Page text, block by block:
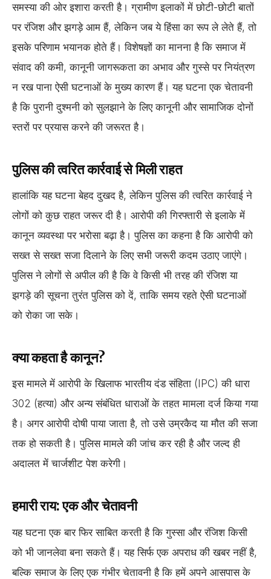
समस्या की ओर इशारा करती है। ग्रामीण इलाकों में छोटी-छोटी बातों
पर रंजिश और झगड़े आम हैं, लेकिन जब ये हिंसा का रूप ले लेते हैं, तो
इसके परिणाम भयानक होते हैं। विशेषज्ञों का मानना है कि समाज में
संवाद की कमी, कानूनी जागरूकता का अभाव और गुस्से पर नियंत्रण
न रख पाना ऐसी घटनाओं के मुख्य कारण हैं। यह घटना एक चेतावनी
है कि पुरानी दुश्मनी को सुलझाने के लिए कानूनी और सामाजिक दोनों
स्तरों पर प्रयास करने की जरूरत है।
पुलिस की त्वरित कार्रवाई से मिली राहत
हालांकि यह घटना बेहद दुखद है, लेकिन पुलिस की त्वरित कार्रवाई ने
लोगों को कुछ राहत जरूर दी है। आरोपी की गिरफ्तारी से इलाके में
कानून व्यवस्था पर भरोसा बढ़ा है। पुलिस का कहना है कि आरोपी को
सख्त से सख्त सजा दिलाने के लिए सभी जरूरी कदम उठाए जाएंगे।
पुलिस ने लोगों से अपील की है कि वे किसी भी तरह की रंजिश या
झगड़े की सूचना तुरंत पुलिस को दें, ताकि समय रहते ऐसी घटनाओं
को रोका जा सके।
क्या कहता है कानून?
इस मामले में आरोपी के खिलाफ भारतीय दंड संहिता (IPC) की धारा
302 (हत्या) और अन्य संबंधित धाराओं के तहत मामला दर्ज किया गया
है। अगर आरोपी दोषी पाया जाता है, तो उसे उम्रकैद या मौत की सजा
तक हो सकती है। पुलिस मामले की जांच कर रही है और जल्द ही
अदालत में चार्जशीट पेश करेगी।
हमारी राय: एक और चेतावनी
यह घटना एक बार फिर साबित करती है कि गुस्सा और रंजिश किसी
को भी जानलेवा बना सकते हैं। यह सिर्फ एक अपराध की खबर नहीं है,
बल्कि समाज के लिए एक गंभीर चेतावनी है कि हमें अपने आसपास के